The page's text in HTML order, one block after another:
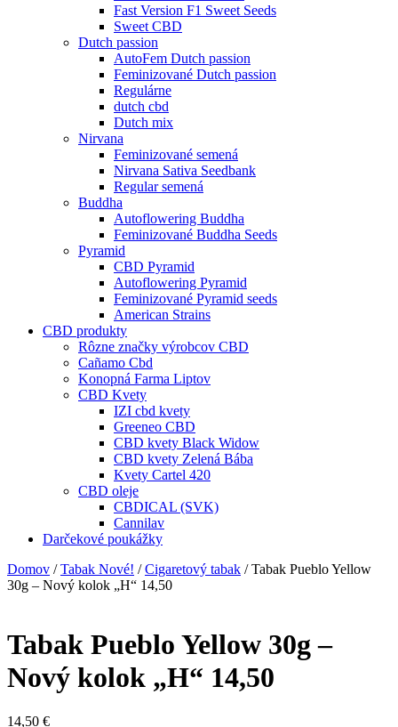
Fast Version F1 Sweet Seeds
Sweet CBD
Dutch passion
AutoFem Dutch passion
Feminizované Dutch passion
Regulárne
dutch cbd
Dutch mix
Nirvana
Feminizované semená
Nirvana Sativa Seedbank
Regular semená
Buddha
Autoflowering Buddha
Feminizované Buddha Seeds
Pyramid
CBD Pyramid
Autoflowering Pyramid
Feminizované Pyramid seeds
American Strains
CBD produkty
Rôzne značky výrobcov CBD
Cañamo Cbd
Konopná Farma Liptov
CBD Kvety
IZI cbd kvety
Greeneo CBD
CBD kvety Black Widow
CBD kvety Zelená Bába
Kvety Cartel 420
CBD oleje
CBDICAL (SVK)
Cannilav
Darčekové poukážky
Domov /Tabak Nové! /Cigaretový tabak / Tabak Pueblo Yellow
30g – Nový kolok „H“ 14,50
Tabak Pueblo Yellow 30g –
Nový kolok „H“ 14,50
14,50 €